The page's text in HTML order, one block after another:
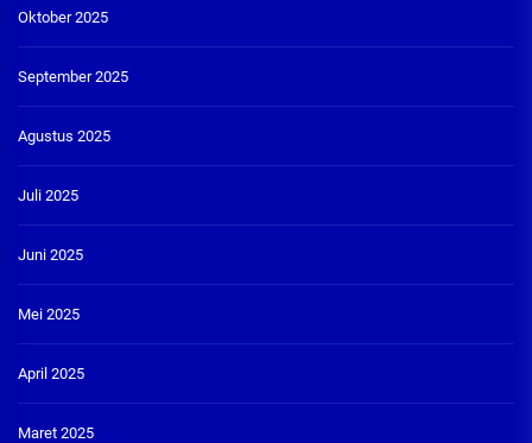
Oktober 2025
September 2025
Agustus 2025
Juli 2025
Juni 2025
Mei 2025
April 2025
Maret 2025